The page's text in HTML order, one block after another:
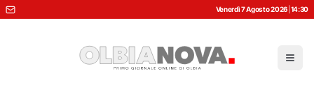
Venerdì 7 Agosto 2026 14:30